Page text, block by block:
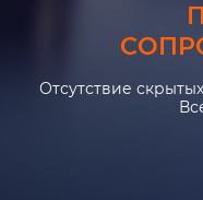
Отсутствие